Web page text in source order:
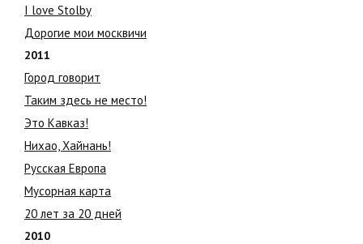
I love Stolby
Дорогие мои москвичи
2011
Город говорит
Таким здесь не место!
Это Кавказ!
Нихао, Хайнань!
Русская Европа
Мусорная карта
20 лет за 20 дней
2010